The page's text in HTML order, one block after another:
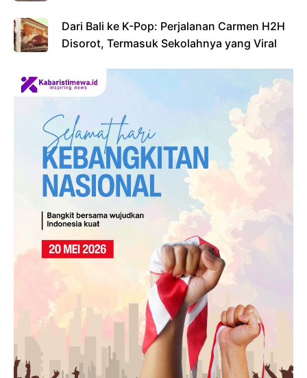
Dari Bali ke K-Pop: Perjalanan Carmen H2H
Disorot, Termasuk Sekolahnya yang Viral